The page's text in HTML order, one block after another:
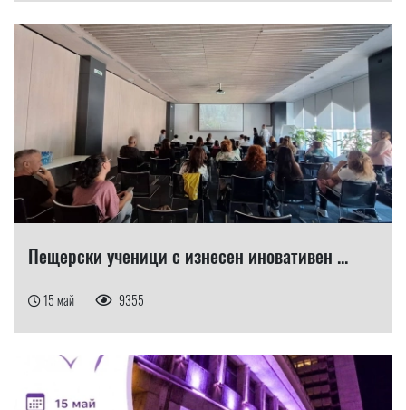
Пещерски ученици с изнесен иновативен ...
15 май 9355